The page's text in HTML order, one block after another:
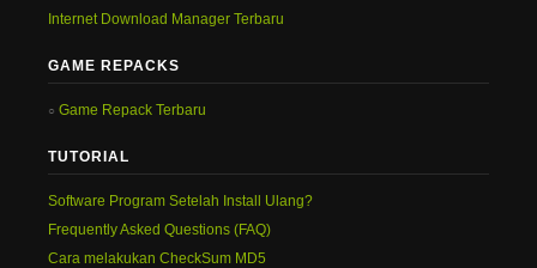
Internet Download Manager Terbaru
GAME REPACKS
Game Repack Terbaru
TUTORIAL
Software Program Setelah Install Ulang?
Frequently Asked Questions (FAQ)
Cara melakukan CheckSum MD5